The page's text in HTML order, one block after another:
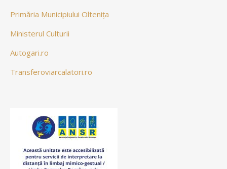
Primăria Municipiului Oltenița
Ministerul Culturii
Autogari.ro
Transferoviarcalatori.ro